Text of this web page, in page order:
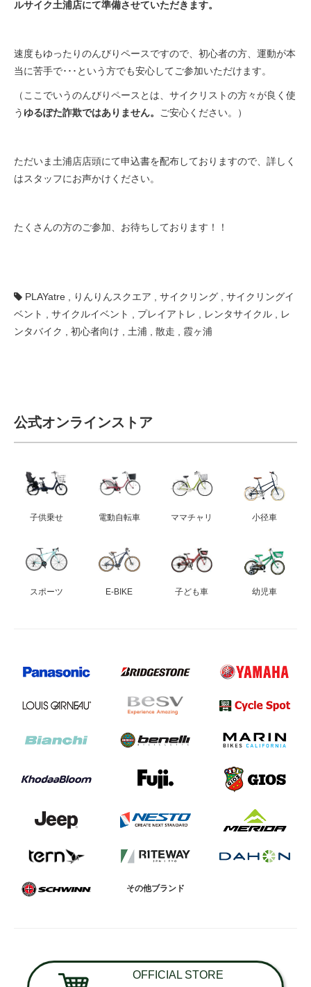
ルサイク土浦店にて準備させていただきます。
速度もゆったりのんびりペースですので、初心者の方、運動が本
当に苦手で･･･という方でも安心してご参加いただけます。
（ここでいうのんびりペースとは、サイクリストの方々が良く使
う ゆるぽた詐欺ではありません。 ご安心ください。）
ただいま土浦店店頭にて申込書を配布しておりますので、詳しく
はスタッフにお声かけください。
たくさんの方のご参加、お待ちしております！！
PLAYatre りんりんスクエア サイクリング
サイクリングイ
ベント
サイクルイベント プレイアトレ レンタサイクル
レ
ンタバイク
初心者向け 土浦 散走 霞ヶ浦
公式オンラインストア
子供乗せ 電動自転車 ママチャリ 小径車
スポーツ E-BIKE 子ども車 幼児車
その他ブランド
OFFICIAL STORE